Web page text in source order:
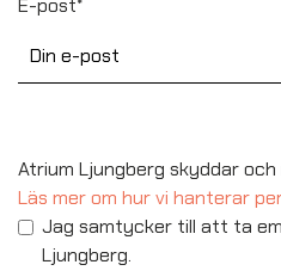
E-post*
Atrium Ljungberg skyddar
Läs mer om hur vi hanterar
Jag samtycker till att ta
Ljungberg.